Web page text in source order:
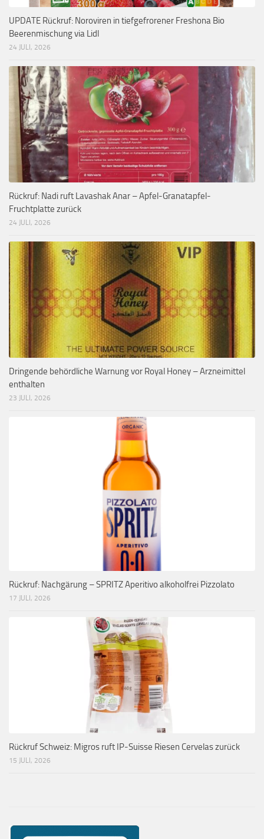
UPDATE Rückruf: Noroviren in tiefgefrorener Freshona Bio
Beerenmischung via Lidl
24 JULI, 2026
Rückruf: Nadi ruft Lavashak Anar – Apfel-Granatapfel-
Fruchtplatte zurück
24 JULI, 2026
Dringende behördliche Warnung vor Royal Honey – Arzneimittel
enthalten
23 JULI, 2026
Rückruf: Nachgärung – SPRITZ Aperitivo alkoholfrei Pizzolato
17 JULI, 2026
Rückruf Schweiz: Migros ruft IP-Suisse Riesen Cervelas zurück
15 JULI, 2026